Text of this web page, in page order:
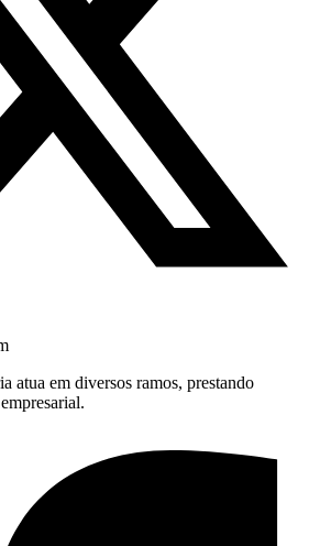
atua em diversos ramos, prestando